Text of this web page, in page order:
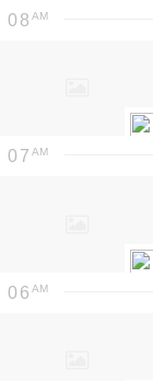
08
07
06